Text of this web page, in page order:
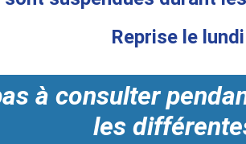
Reprise le
à consulter
les